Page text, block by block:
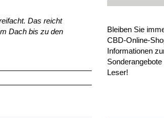
Das reicht
Dach bis zu den
Bleiben Sie
CBD-Online-
Informationen
Leser!